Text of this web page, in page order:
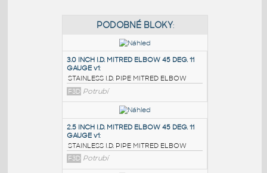
PODOBNÉ BLOKY:
3.0 INCH I.D. MITRED ELBOW 45 DEG. 11
GAUGE v1: